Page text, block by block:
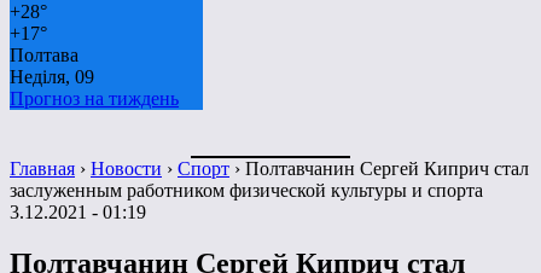
+28°
+17°
Полтава
Неділя, 09
Прогноз на тиждень
Главная › Новости › Спорт › Полтавчанин Сергей Киприч стал
заслуженным работником физической культуры и спорта
3.12.2021 - 01:19
Полтавчанин Сергей Киприч стал